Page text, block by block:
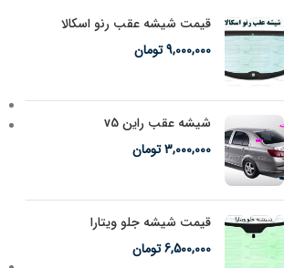
قیمت شیشه عقب رنو اسکالا
9,000,000تومان
شیشه عقب راین v5
3,000,000تومان
قیمت شیشه جلو ویتارا
6,500,000تومان